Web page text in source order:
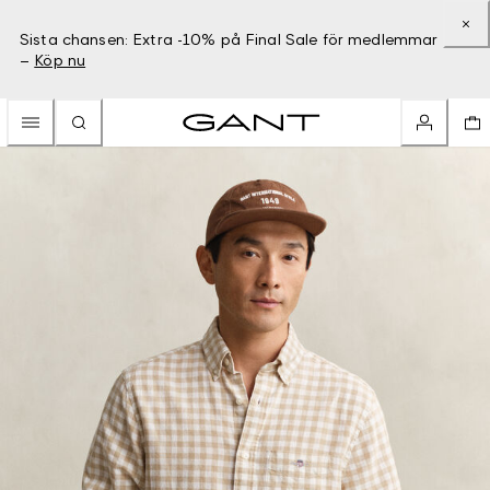
Sista chansen: Extra -10% på Final Sale för medlemmar
– Köp nu